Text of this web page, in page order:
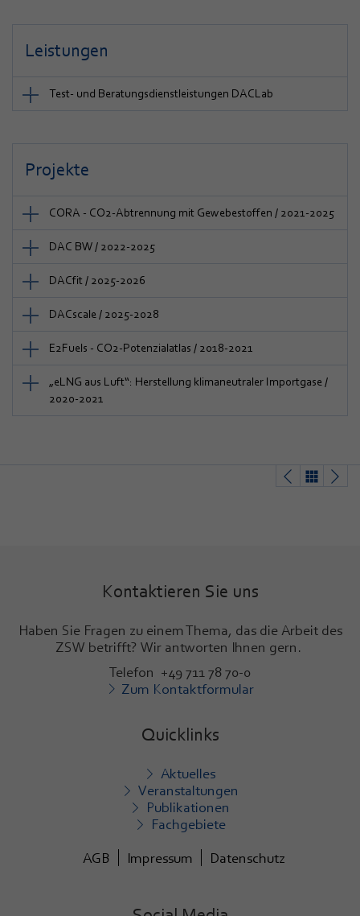
Leistungen
Test- und Beratungsdienstleistungen DACLab
Projekte
CORA - CO2-Abtrennung mit Gewebestoffen / 2021-2025
DAC BW / 2022-2025
DACfit / 2025-2026
DACscale / 2025-2028
E2Fuels - CO2-Potenzialatlas / 2018-2021
„eLNG aus Luft“: Herstellung klimaneutraler Importgase /
2020-2021
Kontaktieren Sie uns
Haben Sie Fragen zu einem Thema, das die Arbeit des
ZSW betrifft? Wir antworten Ihnen gern.
Telefon +49 711 78 70-0
Zum Kontaktformular
Quicklinks
Aktuelles
Veranstaltungen
Publikationen
Fachgebiete
AGB
Impressum Datenschutz